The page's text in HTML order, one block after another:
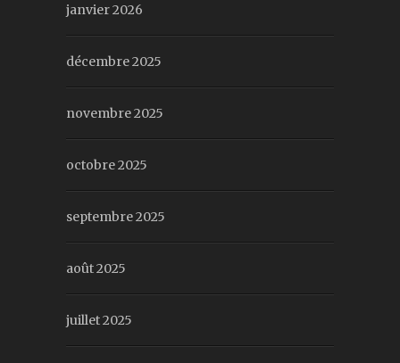
janvier 2026
décembre 2025
novembre 2025
octobre 2025
septembre 2025
août 2025
juillet 2025